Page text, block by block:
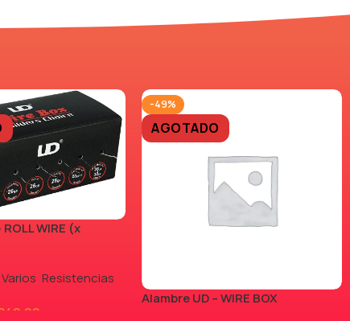
WIRE (x
,Resistencias
-49%
AGOTADO
Alambre UD – WIRE BOX